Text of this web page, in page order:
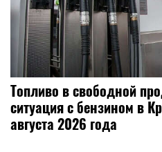
Топливо в свободной
ситуация с бензином в
августа 2026 года